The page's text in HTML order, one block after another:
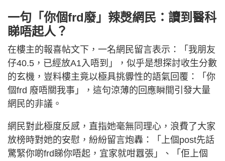
一句「你個frd廢」辣㷫網民：讀到醫科
睇唔起人？
在樓主的報喜帖文下，一名網民留言表示：「我朋友
仔40.5，已經放A1入唔到」，似乎是想探討收生分數
的玄機，豈料樓主竟以極具挑釁性的語氣回覆：「你
個frd 廢唔關我事」，這句涼薄的回應瞬間引發大量
網民的非議。
網民對此極度反感，直指她毫無同理心，浪費了大家
放榜時對她的安慰，紛紛留言炮轟：「上個post先話
驚緊你啲frd睇你唔起，宜家就咁囂張」、「佢上個